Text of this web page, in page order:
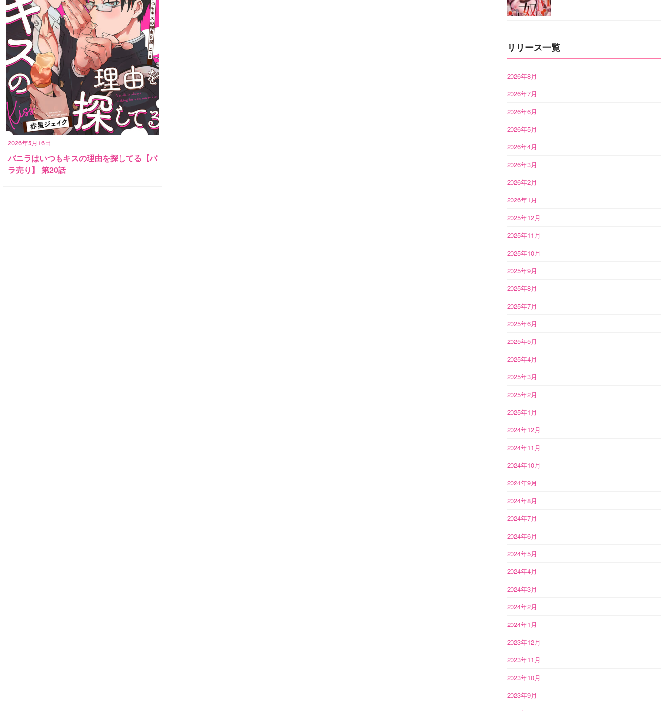
2026年5月16日
バニラはいつもキスの理由を探してる【バ
ラ売り】 第20話
リリース一覧
2026年8月
2026年7月
2026年6月
2026年5月
2026年4月
2026年3月
2026年2月
2026年1月
2025年12月
2025年11月
2025年10月
2025年9月
2025年8月
2025年7月
2025年6月
2025年5月
2025年4月
2025年3月
2025年2月
2025年1月
2024年12月
2024年11月
2024年10月
2024年9月
2024年8月
2024年7月
2024年6月
2024年5月
2024年4月
2024年3月
2024年2月
2024年1月
2023年12月
2023年11月
2023年10月
2023年9月